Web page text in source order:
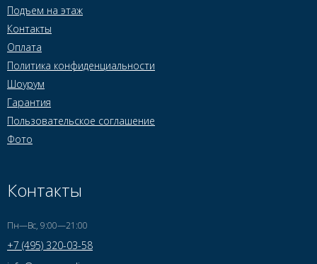
Подъем на этаж
Контакты
Оплата
Политика конфиденциальности
Шоурум
Гарантия
Пользовательское соглашение
Фото
Контакты
Пн—Вс, 9:00—21:00
+7 (495) 320-03-58